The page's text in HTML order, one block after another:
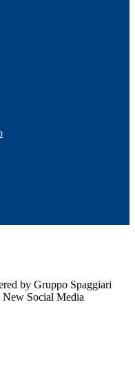
by Gruppo Spaggiari
Social Media